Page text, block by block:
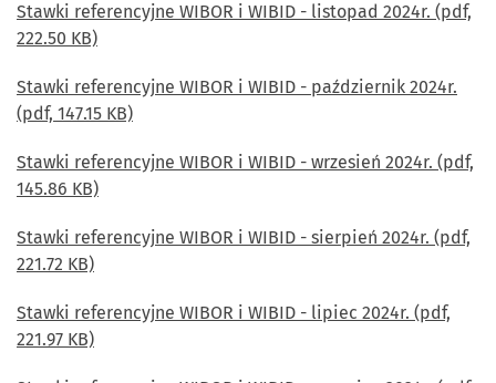
Stawki referencyjne WIBOR i WIBID - listopad 2024r. (pdf,
222.50 KB)
Stawki referencyjne WIBOR i WIBID - październik 2024r.
(pdf, 147.15 KB)
Stawki referencyjne WIBOR i WIBID - wrzesień 2024r. (pdf,
145.86 KB)
Stawki referencyjne WIBOR i WIBID - sierpień 2024r. (pdf,
221.72 KB)
Stawki referencyjne WIBOR i WIBID - lipiec 2024r. (pdf,
221.97 KB)